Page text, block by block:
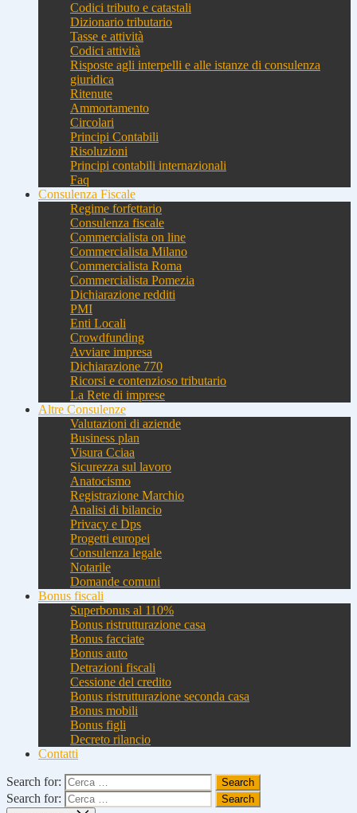
Codici tributo e catastali
Dizionario tributario
Tasse e attività
Codici attività
Risposte agli interpelli e alle istanze di consulenza
giuridica
Ritenute
Ammortamento
Circolari
Principi Contabili
Risoluzioni
Principi contabili internazionali
Faq
Consulenza Fiscale
Regime forfettario
Consulenza fiscale
Commercialista on line
Commercialista Milano
Commercialista Roma
Commercialista Pomezia
Dichiarazione redditi
PMI
Enti Locali
Crowdfunding
Avviare impresa
Dichiarazione 770
Ricorsi e contenzioso tributario
La Rete di imprese
Altre Consulenze
Valutazioni di aziende
Business plan
Visura Cciaa
Sicurezza sul lavoro
Anatocismo
Registrazione Marchio
Analisi di bilancio
Privacy e Dps
Progetti europei
Consulenza legale
Notarile
Domande comuni
Bonus fiscali
Superbonus al 110%
Bonus ristrutturazione casa
Bonus facciate
Bonus auto
Detrazioni fiscali
Cessione del credito
Bonus ristrutturazione seconda casa
Bonus mobili
Bonus figli
Decreto rilancio
Contatti
Search for:
Search for: